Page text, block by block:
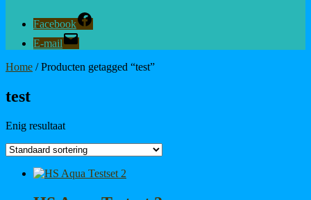
Facebook
E-mail
Home / Producten getagged “test”
test
Enig resultaat